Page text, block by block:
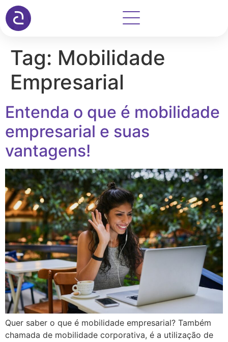
Tag: Mobilidade
Empresarial
Entenda o que é mobilidade
empresarial e suas
vantagens!
Quer saber o que é mobilidade empresarial? Também
chamada de mobilidade corporativa, é a utilização de